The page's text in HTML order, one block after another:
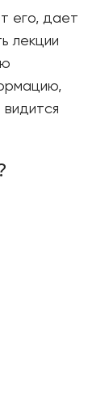
его, дает
лекции
видится